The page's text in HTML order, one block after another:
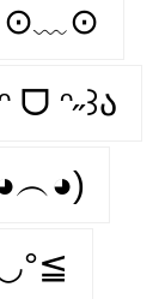
⊙﹏⊙
ᗜ ᵔ˶꒱ა